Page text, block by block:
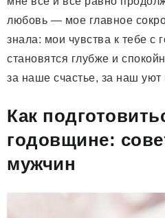
любовь — мое главное
знала: мои чувства к тебе с
становятся глубже и
за наше счастье, за наш уют
Как
годовщине:
мужчин